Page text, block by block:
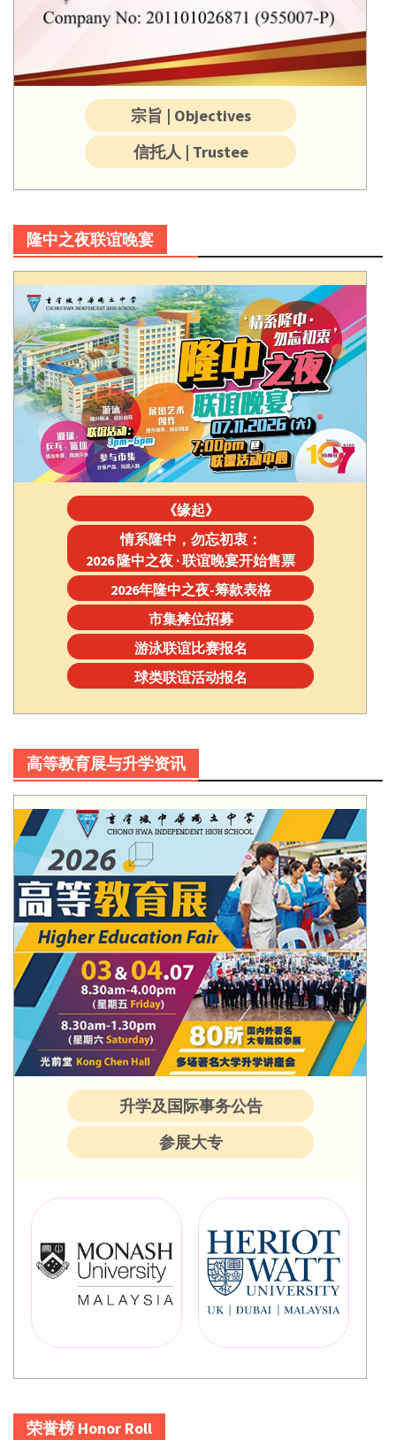
宗旨 | Objectives
信托人 | Trustee
隆中之夜联谊晚宴
《缘起》
情系隆中，勿忘初衷：
2026 隆中之夜 · 联谊晚宴开始售票
2026年隆中之夜-筹款表格
市集摊位招募
游泳联谊比赛报名
球类联谊活动报名
高等教育展与升学资讯
升学及国际事务公告
参展大专
荣誉榜 Honor Roll